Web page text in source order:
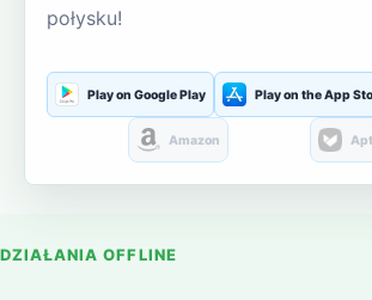
połysku!
Play on Google Play Play on the App
Amazon
DZIAŁANIA OFFLINE